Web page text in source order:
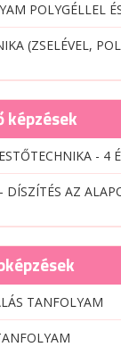
POLYGÉLLEL
(ZSELÉVEL,
képzések
- 4
DÍSZÍTÉS AZ
TANFOLYAM